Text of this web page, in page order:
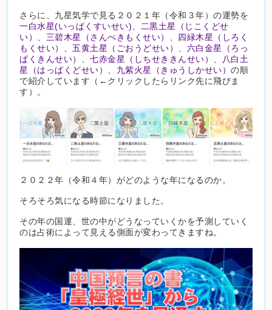
さらに、九星気学で見る２０２１年（令和３年）の運勢を
一白水星(いっぱくすいせい)
二黒土星（じこくどせ
い）
三碧木星（さんぺきもくせい）
四緑木星（しろく
もくせい）
、五黄土星（ごおうどせい）
六白金星（ろっ
ぱくきんせい）
、七赤金星（しちせききんせい）
八白土
星（はっぱくどせい）
九紫火星（きゅうしかせい）の順
で紹介しています（←クリックしたらリンク先に飛びま
す）。
２０２２年（令和４年）がどのような年になるのか。
そろそろ気になる時節になりました。
その年の国運、世の中がどうなっていくかを予測していく
のは占術によって見える側面が変わってきますね。